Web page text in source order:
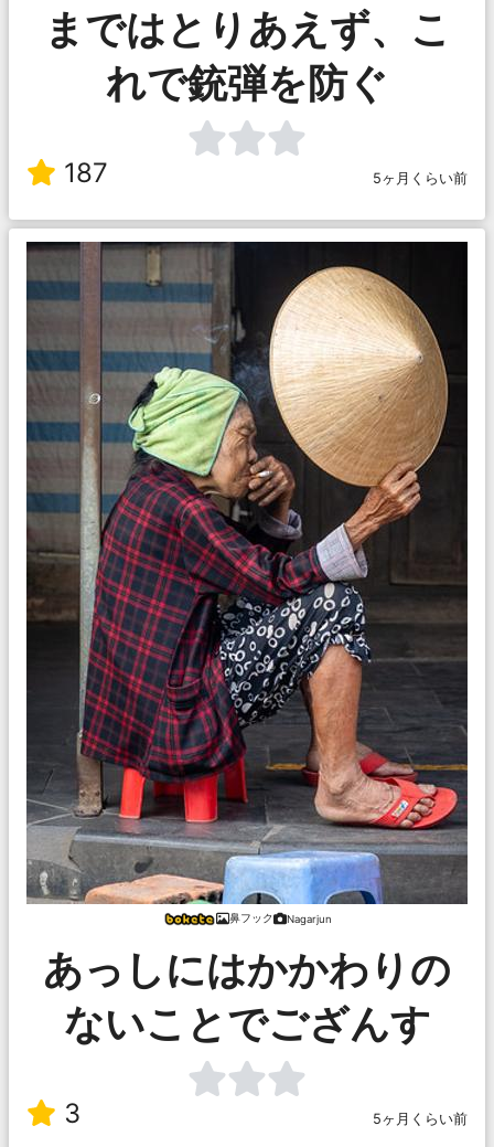
まではとりあえず、こ
れで銃弾を防ぐ
187 5ヶ月くらい前
鼻フック Nagarjun
あっしにはかかわりの
ないことでござんす
3 5ヶ月くらい前